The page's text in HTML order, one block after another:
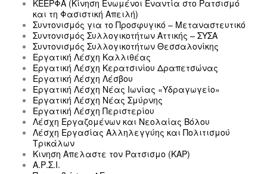
ΚΕΕΡΦΑ (Κίνηση Ενωμένοι Εναντία στο Ρατσισμό
και τη Φασιστική Απειλή)
Συντονισμός για το Προσφυγικό – Μεταναστευτικό
Συντονισμός Συλλογικοτήτων Αττικής – ΣΥΣΑ
Συντονισμός Συλλογικοτήτων Θεσσαλονίκης
Εργατική Λέσχη Καλλιθέας
Εργατική Λέσχη Κερατσινίου Δραπετσώνας
Εργατική Λέσχη Λέσβου
Εργατική Λέσχη Νέας Ιωνίας «Υδραγωγείο»
Εργατική Λέσχη Νέας Σμύρνης
Εργατική Λέσχη Περιστερίου
Λέσχη Εργαζομένων και Νεολαίας Βόλου
Λέσχη Εργασίας Αλληλεγγύης και Πολιτισμού
Τρικάλων
Κινηση Απελαστε τον Ρατσισμο (ΚΑΡ)
Α.Ρ.Σ.Ι.